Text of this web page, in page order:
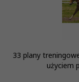
33 plany
użyciem